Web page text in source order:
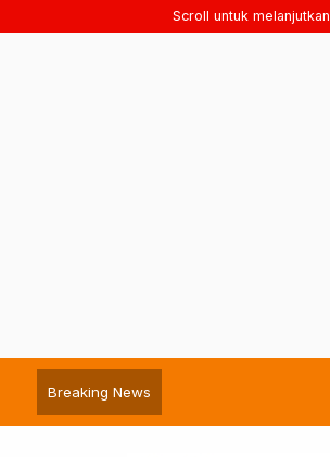
Scroll untuk melanjutkan
Breaking News